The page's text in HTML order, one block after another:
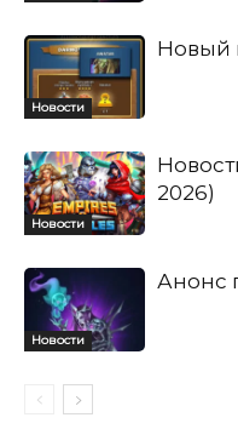
Новости
Новый
Новости
2026)
Новости
Анонс